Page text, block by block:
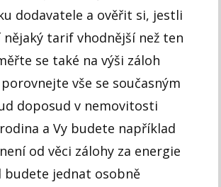
dodavatele a ověřit si, jestli
nějaký tarif vhodnější než ten
se také na výši záloh
vše se současným
doposud v nemovitosti
a Vy budete například
od věci zálohy za energie
budete jednat osobně